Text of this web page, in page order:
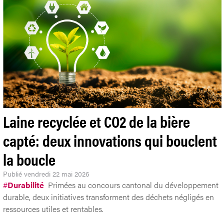
Laine recyclée et CO2 de la bière
capté: deux innovations qui bouclent
la boucle
Publié vendredi 22 mai 2026
#Durabilité Primées au concours cantonal du développement
durable, deux initiatives transforment des déchets négligés en
ressources utiles et rentables.